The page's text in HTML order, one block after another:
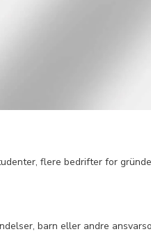
flere bedrifter for
barn eller andre